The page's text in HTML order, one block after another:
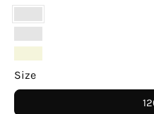
Size
Negro
Terracota
Beige